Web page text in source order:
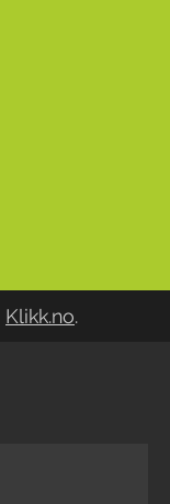
Klikk.no.